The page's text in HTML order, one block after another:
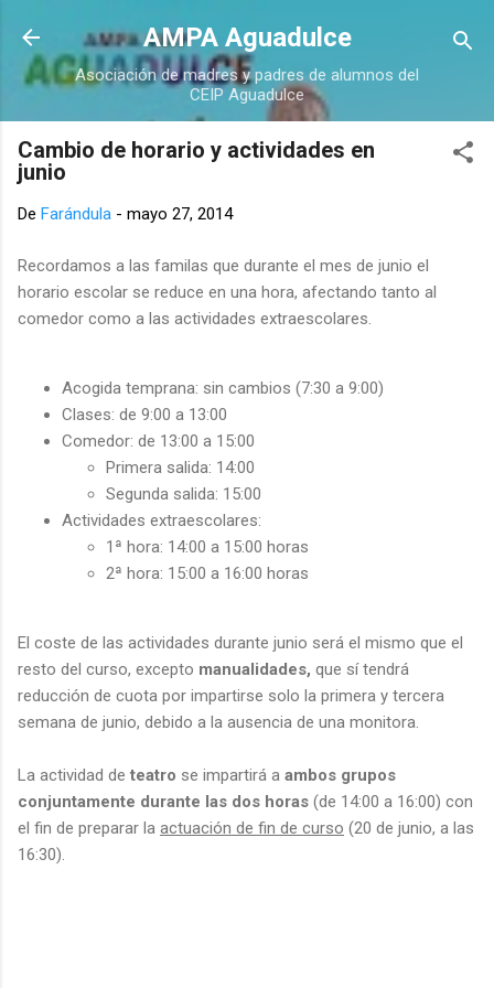
Ir al contenido principal
AMPA Aguadulce
Asociación de madres y padres de alumnos del
CEIP Aguadulce
Cambio de horario y actividades en
junio
De Farándula - mayo 27, 2014
Recordamos a las familas que durante el mes de junio el
horario escolar se reduce en una hora, afectando tanto al
comedor como a las actividades extraescolares.
Acogida temprana: sin cambios (7:30 a 9:00)
Clases: de 9:00 a 13:00
Comedor: de 13:00 a 15:00
Primera salida: 14:00
Segunda salida: 15:00
Actividades extraescolares:
1ª hora: 14:00 a 15:00 horas
2ª hora: 15:00 a 16:00 horas
El coste de las actividades durante junio será el mismo que el
resto del curso, excepto manualidades, que sí tendrá
reducción de cuota por impartirse solo la primera y tercera
semana de junio, debido a la ausencia de una monitora.
La actividad de teatro se impartirá a ambos grupos
conjuntamente durante las dos horas (de 14:00 a 16:00) con
el fin de preparar la actuación de fin de curso (20 de junio, a las
16:30).